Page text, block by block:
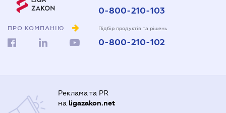
ПРО КОМПАНІЮ
0-800-210-103
Підбір продуктів та рішень
0-800-210-102
Реклама та PR
на ligazakon.net